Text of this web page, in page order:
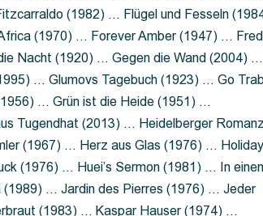
(1982) … Flügel und Fesseln
(1970) … Forever Amber (1947) …
Nacht (1920) … Gegen die Wand (2004) …
… Glumovs Tagebuch (1923) … Go
… Grün ist die Heide (1951) …
Tugendhat (2013) … Heidelberger
(1967) … Herz aus Glas (1976) …
(1976) … Huei’s Sermon (1981) … In
… Jardin des Pierres (1976) … Jeder
(1983) … Kaspar Hauser (1974) …